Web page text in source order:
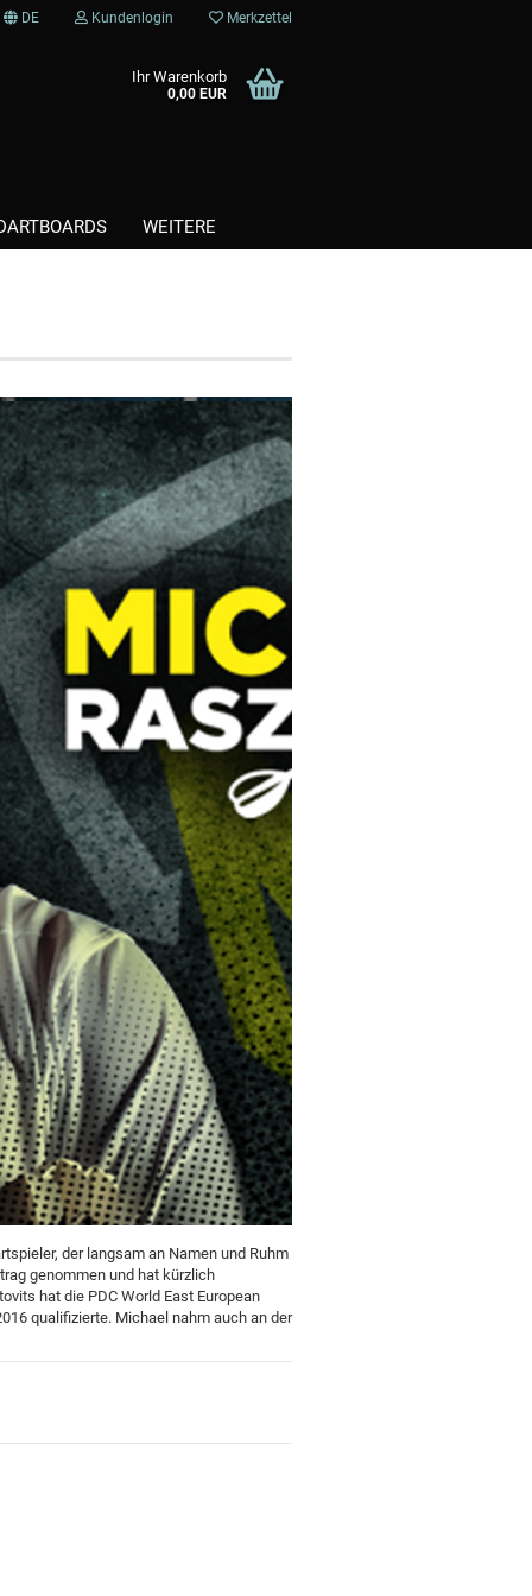
DE Kundenlogin Merkzettel
Ihr Warenkorb
0,00 EUR
WEITERE
für Kinder und Familien
für Dein Zuhause
Top Premium Produkte
Gutscheine
der langsam an Namen und Ruhm
genommen und hat kürzlich
hat die PDC World East European
qualifizierte. Michael nahm auch an der